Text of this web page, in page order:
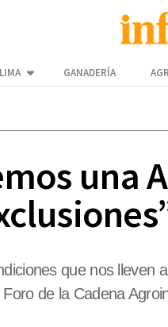
GANADERÍA
una
que nos
de la Cadena